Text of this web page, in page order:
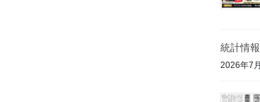
統計情
2026年7